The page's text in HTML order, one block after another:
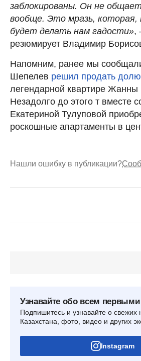
заблокированы. Он не
вообще. Это мразь, которая,
будет делать нам гадости»,
резюмирует Владимир
Напомним, ранее мы
Шепелев решил продать
легендарной квартире Жанны
Незадолго до этого т вместе
Екатериной Тулуповой
роскошные апартаменты в
Нашли ошибку в публикации?
Узнавайте обо всем первыми
Подпишитесь и узнавайте о свежих
Казахстана, фото, видео и других
Instagram